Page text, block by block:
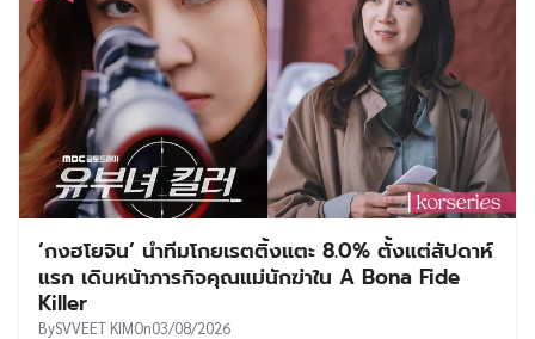
‘กงฮโยจิน’ นำทีมโกยเรตติ้งแตะ 8.0% ตั้งแต่สัปดาห์
แรก เดินหน้าภารกิจคุณแม่นักฆ่าใน A Bona Fide
Killer
BySVVEET KIMOn03/08/2026